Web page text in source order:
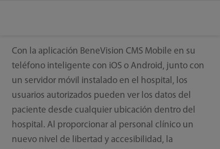
Con la aplicación BeneVision CMS Mobile en su
teléfono inteligente con iOS o Android, junto con
un servidor móvil instalado en el hospital, los
usuarios autorizados pueden ver los datos del
paciente desde cualquier ubicación dentro del
hospital. Al proporcionar al personal clínico un
nuevo nivel de libertad y accesibilidad, la